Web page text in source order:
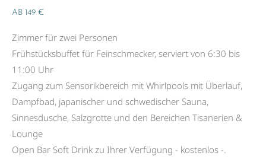
AB 149 €
Zimmer für zwei Personen
Frühstücksbuffet für Feinschmecker, serviert von 6:30 bis
11:00 Uhr
Zugang zum Sensorikbereich mit Whirlpools mit Überlauf,
Dampfbad, japanischer und schwedischer Sauna,
Sinnesdusche, Salzgrotte und den Bereichen Tisanerien &
Lounge
Open Bar Soft Drink zu Ihrer Verfügung - kostenlos -.